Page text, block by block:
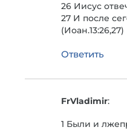
26 Иисус
27 И после
(Иоан.13:26,27)
Ответить
FrVladimir:
1 Были и